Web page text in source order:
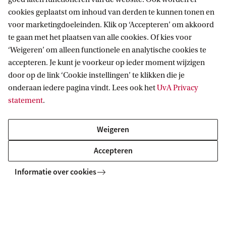
CERT-UvA gebruikt PGP voor beveiligde
communicatie. Vertrouwelijke informatie kan
versleuteld worden door gebruik te maken van de
publieke CERT-UvA PGP sleutel. De PGP sleutel
kan ook worden gebruikt om de digitale
handtekening van CERT-UvA te controleren.
CERT-UvA Master Key
ID 0x04B88AC4C63D248A 0x401716B9
cookies geplaatst om inhoud van derden te kunnen tonen en
voor marketingdoeleinden. Klik op ‘Accepteren’ om akkoord
te gaan met het plaatsen van alle cookies. Of kies voor
‘Weigeren’ om alleen functionele en analytische cookies te
accepteren. Je kunt je voorkeur op ieder moment wijzigen
door op de link ‘Cookie instellingen’ te klikken die je
onderaan iedere pagina vindt. Lees ook hetUvA Privacy
statement.
Weigeren
Accepteren
Informatie over cookies